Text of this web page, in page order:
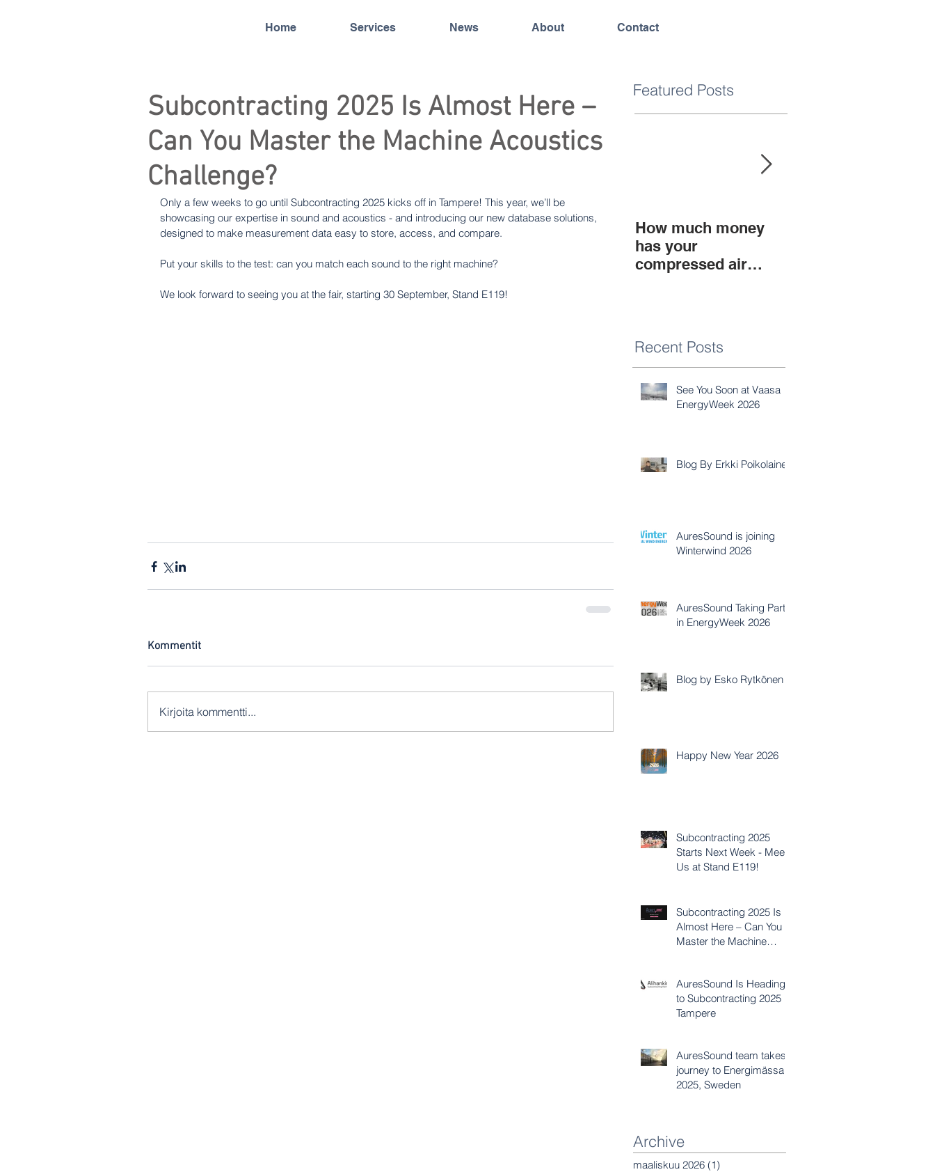
Home Services News About Contact
Subcontracting 2025 Is Almost Here –
Can You Master the Machine Acoustics
Challenge?
Only a few weeks to go until Subcontracting 2025 kicks off in Tampere! This year, we’ll be
showcasing our expertise in sound and acoustics - and introducing our new database solutions,
designed to make measurement data easy to store, access, and compare.
Put your skills to the test: can you match each sound to the right machine?
We look forward to seeing you at the fair, starting 30 September, Stand E119!
Kommentit
Kirjoita kommentti...
Featured Posts
How much money
has your
compressed air
Recent Posts
See You Soon at Vaasa
EnergyWeek 2026
Blog By Erkki Poikolainen
AuresSound is joining
Winterwind 2026
AuresSound Taking Part
in EnergyWeek 2026
Blog by Esko Rytkönen
Happy New Year 2026
Subcontracting 2025
Starts Next Week - Meet
Us at Stand E119!
Subcontracting 2025 Is
Almost Here – Can You
Master the Machine
AuresSound Is Heading
to Subcontracting 2025 in
Tampere
AuresSound team takes
journey to Energimässan
2025, Sweden
Archive
maaliskuu 2026 (1)